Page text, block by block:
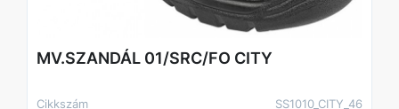
MV.SZANDÁL 01/SRC/FO CITY
Cikkszám
SS1010_CITY_46